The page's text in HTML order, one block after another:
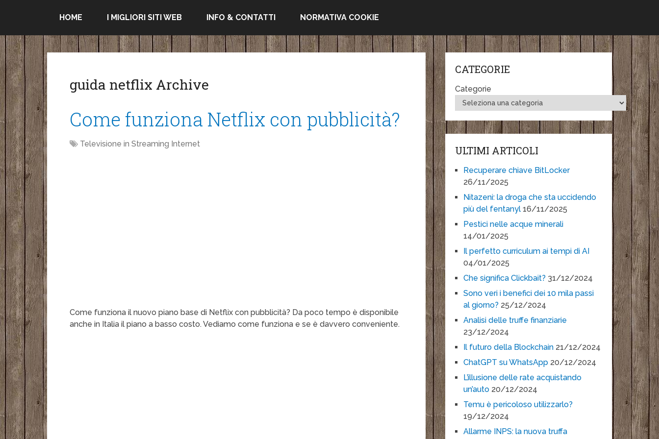
HOME I MIGLIORI SITI WEB INFO & CONTATTI NORMATIVA COOKIE
guida netflix Archive
Come funziona Netflix con pubblicità?
Televisione in Streaming Internet
Come funziona il nuovo piano base di Netflix con pubblicità? Da poco tempo è disponibile
anche in Italia il piano a basso costo. Vediamo come funziona e se è davvero conveniente.
CATEGORIE
Categorie
ULTIMI ARTICOLI
Recuperare chiave BitLocker
26/11/2025
Nitazeni: la droga che sta uccidendo
più del fentanyl 16/11/2025
Pestici nelle acque minerali
14/01/2025
Il perfetto curriculum ai tempi di AI
04/01/2025
Che significa Clickbait? 31/12/2024
Sono veri i benefici dei 10 mila passi
al giorno? 25/12/2024
Analisi delle truffe finanziarie
23/12/2024
Il futuro della Blockchain 21/12/2024
ChatGPT su WhatsApp 20/12/2024
L’illusione delle rate acquistando
un’auto 20/12/2024
Temu è pericoloso utilizzarlo?
19/12/2024
Allarme INPS: la nuova truffa